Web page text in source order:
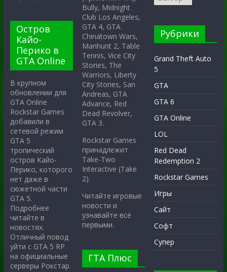
Остров
Кайо-
Перико в
GTA Online
В крупном
обновлении для
GTA Online
Rockstar Games
добавили в
сетевой режим
GTA 5
тропический
остров Кайо-
Перико, которого
нет даже в
сюжетной части
GTA 5.
Подробнее
читайте в
новостях.
Отличный повод
уйти с GTA 5 RP
на официальные
серверы Рокстар.
Bully, Midnight
Club Los Angeles,
GTA 4, GTA
Chinatown Wars,
Manhunt 2, Table
Tennis, Vice City
Stories, The
Warriors, Liberty
City Stories, San
Andreas, GTA
Advance, Red
Dead Revolver,
GTA 3.
Rockstar Games
принадлежит
Take-Two
Interactive (Take
2).
Читайте игровые
новости и
узнавайте всё
первыми.
ГТА Плюс
Рубрики
Grand Theft Auto
5
GTA
GTA 6
GTA Online
LOL
Red Dead
Redemption 2
Rockstar Games
Игры
Сайт
Софт
Супер